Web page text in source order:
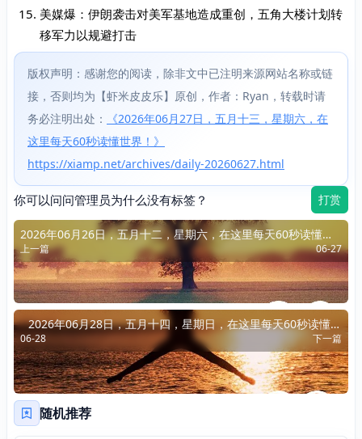
美媒爆：伊朗袭击对美军基地造成重创，五角大楼计划转
移军力以规避打击
版权声明：感谢您的阅读，除非文中已注明来源网站名称或链
接，否则均为【虾米皮皮乐】原创，作者：Ryan，转载时请
务必注明出处：
《2026年06月27日，五月十三，星期六，在
这里每天60秒读懂世界！》
https://xiamp.net/archives/daily-20260627.html
你可以问问管理员为什么没有标签？ 打赏
2026年06月26日，五月十二，星期六，在这里每天60秒读懂世
界！
上一篇 06-27
2026年06月28日，五月十四，星期日，在这里每天60秒读懂世
界！
06-28 下一篇
随机推荐